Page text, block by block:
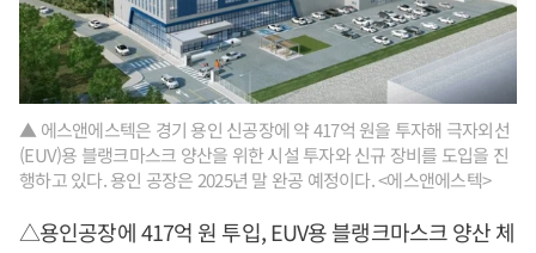
▲ 에스앤에스텍은 경기 용인 신공장에 약 417억 원을 투자해 극자외선
(EUV)용 블랭크마스크 양산을 위한 시설 투자와 신규 장비를 도입을 진
행하고 있다. 용인 공장은 2025년 말 완공 예정이다. <에스앤에스텍>
△용인공장에 417억 원 투입, EUV용 블랭크마스크 양산 체